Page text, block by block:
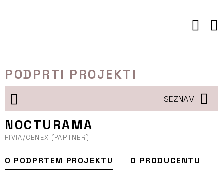
PODPRTI PROJEKTI
SEZNAM
NOCTURAMA
FIVIA/CENEX (PARTNER)
O PODPRTEM PROJEKTU O PRODUCENTU